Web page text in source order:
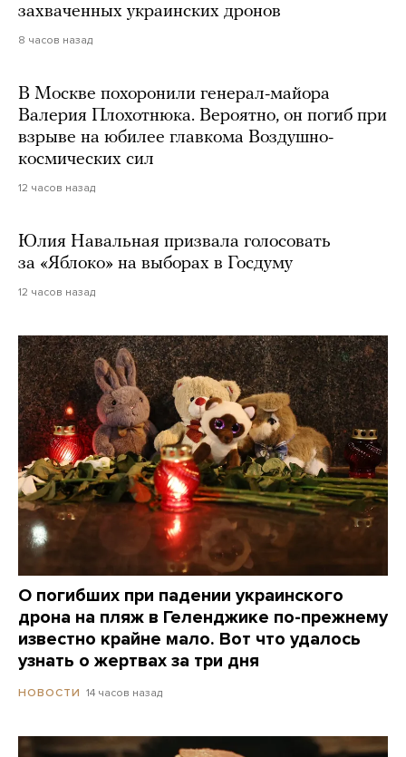
захваченных украинских дронов
8 часов назад
В Москве похоронили генерал-майора
Валерия Плохотнюка. Вероятно, он погиб при
взрыве на юбилее главкома Воздушно-
космических сил
12 часов назад
Юлия Навальная призвала голосовать
за «Яблоко» на выборах в Госдуму
12 часов назад
О погибших при падении украинского
дрона на пляж в Геленджике по-прежнему
известно крайне мало. Вот что удалось
узнать о жертвах за три дня
НОВОСТИ 14 часов назад